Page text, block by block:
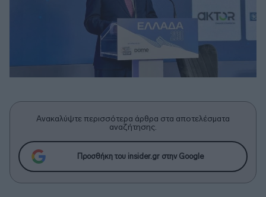
Ανακαλύψτε περισσότερα άρθρα στα αποτελέσματα
αναζήτησης.
Προσθήκη του insider.gr στην Google